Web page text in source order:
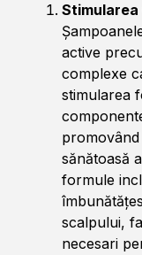
active
complexe
stimularea
sănătoasă
formule
scalpului,
necesari